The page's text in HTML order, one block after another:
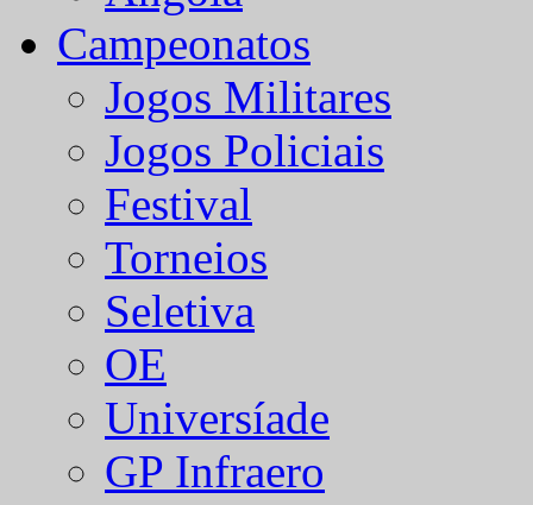
Campeonatos
Jogos Militares
Jogos Policiais
Festival
Torneios
Seletiva
OE
Universíade
GP Infraero